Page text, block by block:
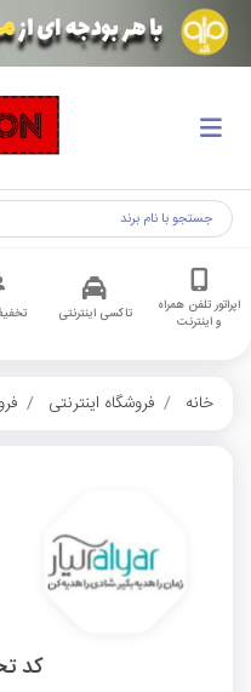
اپراتور تلفن همراه
و اینترنت
تاکسی اینترنتی
خانه فروشگاه اینترنتی
کد